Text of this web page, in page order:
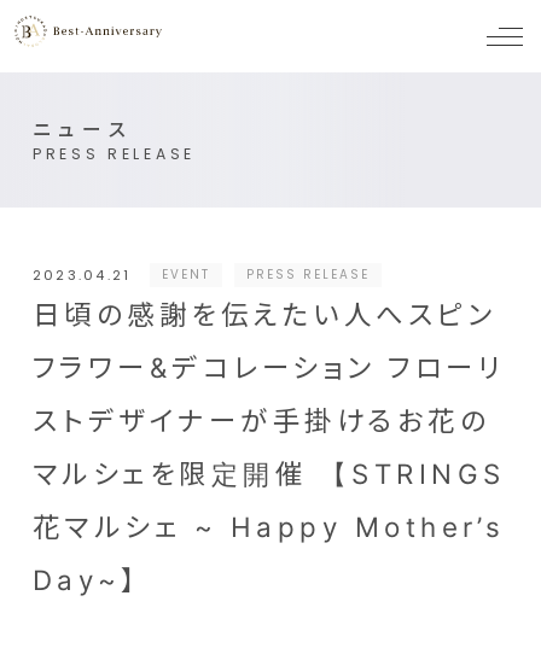
メ
ニュース
PRESS RELEASE
2023.04.21 EVENT PRESS RELEASE
日頃の感謝を伝えたい人へスピン
フラワー&デコレーション フローリ
ストデザイナーが手掛けるお花の
マルシェを限定開催 【STRINGS
花マルシェ ~ Happy Mother’s
Day~】